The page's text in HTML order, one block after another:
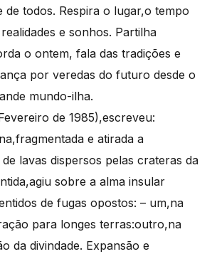
de todos. Respira o lugar,o tempo
e sonhos. Partilha
o ontem, fala das tradições e
por veredas do futuro desde o
mundo-ilha.
de 1985),escreveu:
e atirada a
lavas dispersos pelas crateras da
sobre a alma insular
de fugas opostos: – um,na
para longes terras:outro,na
da divindade. Expansão e